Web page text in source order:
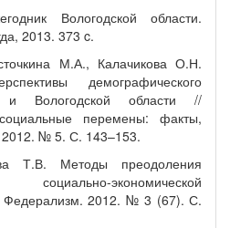
Вологодской области.
2013. 373 c.
М.А., Калачикова О.Н.
демографического
и Вологодской области //
перемены: факты,
2012. № 5. С. 143–153.
Т.В. Методы преодоления
социально-экономической
2012. № 3 (67). С.